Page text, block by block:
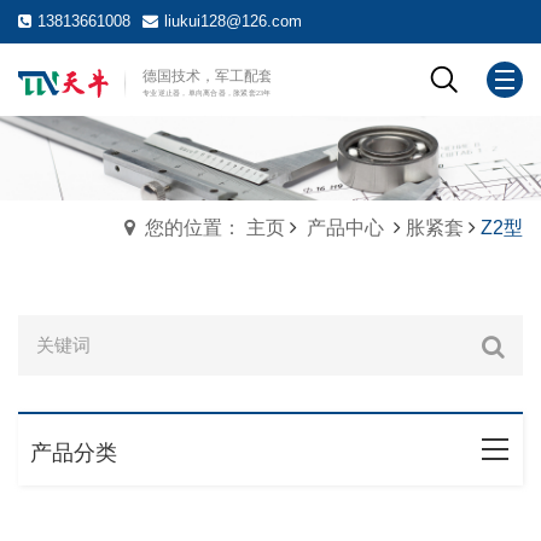
13813661008 liukui128@126.com
您的位置： 主页 产品中心 胀紧套 Z2型
产品分类